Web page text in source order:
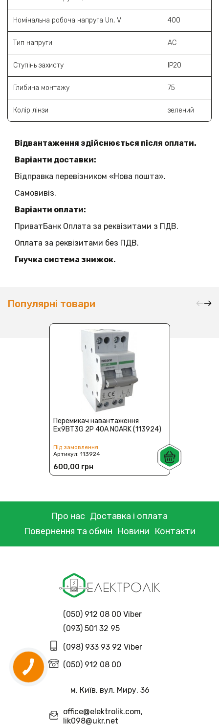
Номінальна робоча напруга Un, V 400
Тип напруги АС
Ступінь захисту IP20
Глибина монтажу 75
Колір лінзи зелений
Відвантаження здійснюється після оплати.
Варіанти доставки:
Відправка перевізником «Нова пошта».
Самовивіз.
Варіанти оплати:
ПриватБанк Оплата за реквізитами з ПДВ.
Оплата за реквізитами без ПДВ.
Гнучка система знижок.
Популярні товари
Перемикач навантаження
Ex9BT3G 2Р 40A NOARK (113924)
Під замовлення
Артикул:113924
600,00 грн
Про нас Доставка і оплата
Повернення та обмін Новини Контакти
(050) 912 08 00 Viber
(093) 501 32 95
(098) 933 93 92 Viber
(050) 912 08 00
м. Київ, вул. Миру, 36
office@elektrolik.com,
lik098@ukr.net